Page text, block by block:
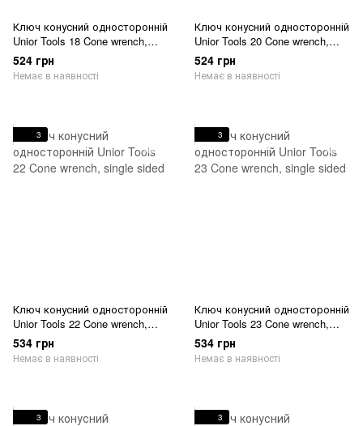
Ключ конусний односторонній
Unior Tools 18 Cone wrench,
single sided
524 грн
Немає в наявності
Ключ конусний односторонній
Unior Tools 20 Cone wrench,
single sided
524 грн
Немає в наявності
3
Ключ конусний односторонній
Unior Tools 22 Cone wrench,
single sided
534 грн
Немає в наявності
3
Ключ конусний односторонній
Unior Tools 23 Cone wrench,
single sided
534 грн
Немає в наявності
3 3